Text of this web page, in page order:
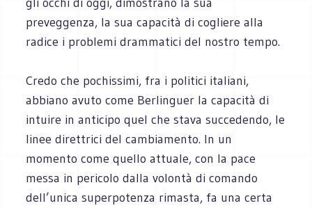
preveggenza, la sua capacità di cogliere alla
radice i problemi drammatici del nostro tempo.
Credo che pochissimi, fra i politici italiani,
abbiano avuto come Berlinguer la capacità di
intuire in anticipo quel che stava succedendo, le
linee direttrici del cambiamento. In un
momento come quello attuale, con la pace
messa in pericolo dalla volontà di comando
dell’unica superpotenza rimasta, fa una certa